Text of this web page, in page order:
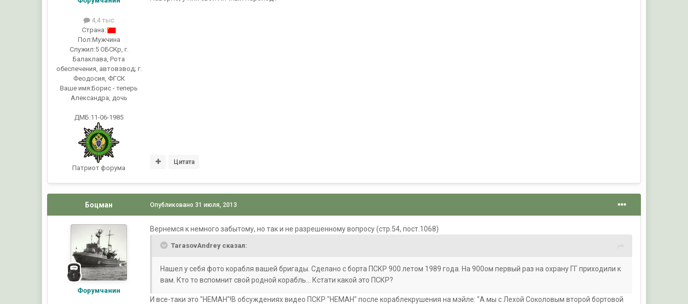
4,4 тыс
Страна:
Пол:Мужчина
Служил:5 ОБСКр, г.
Балаклава, Рота
обеспечения, автовзвод; г.
Феодосия, ФГСК
Ваше имя:Борис - теперь
Александра, дочь
ДМБ:11-06-1985
Патриот форума
Цитата
Боцман
Форумчанин
Опубликовано 31 июля, 2013
Вернемся к немного забытому, но так и не разрешенному вопросу (стр.54, пост.1068)
TarasovAndrey сказал:
Нашел у себя фото корабля вашей бригады. Сделано с борта ПСКР 900 летом 1989 года. На 900ом первый раз на охрану ГГ приходили к
вам. Кто то вспомнит свой родной корабль... Кстати какой это ПСКР?
И все-таки это "НЕМАН"!В обсуждениях видео ПСКР "НЕМАН" после кораблекрушения на мэйле: "А мы с Лехой Соколовым второй бортовой